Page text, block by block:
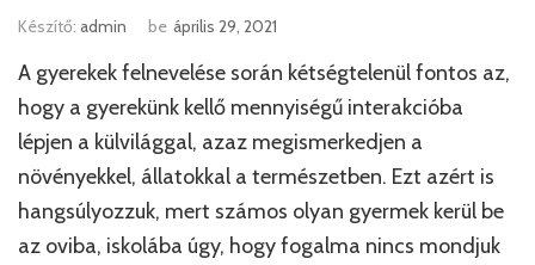
Készítő: admin be április 29, 2021
A gyerekek felnevelése során kétségtelenül fontos az,
hogy a gyerekünk kellő mennyiségű interakcióba
lépjen a külvilággal, azaz megismerkedjen a
növényekkel, állatokkal a természetben. Ezt azért is
hangsúlyozzuk, mert számos olyan gyermek kerül be
az oviba, iskolába úgy, hogy fogalma nincs mondjuk